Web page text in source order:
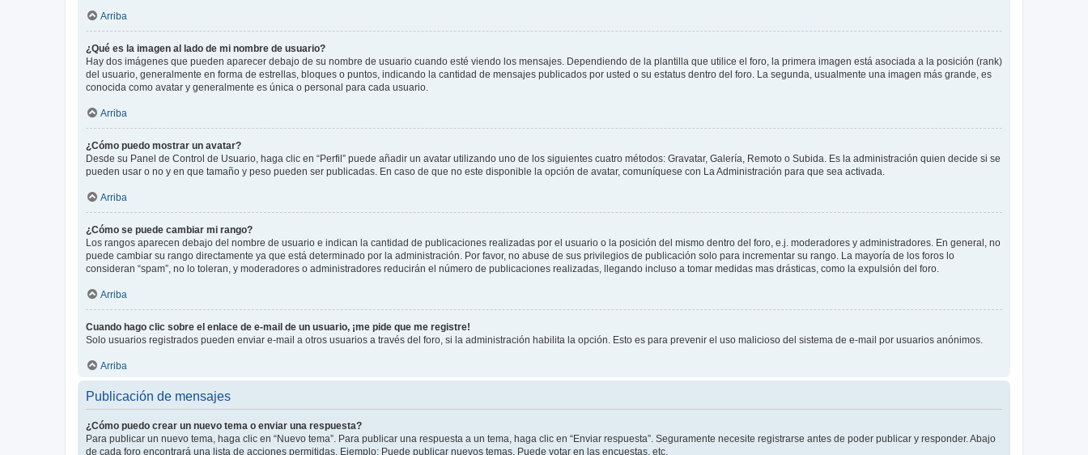
Arriba
¿Qué es la imagen al lado de mi nombre de usuario?
Hay dos imágenes que pueden aparecer debajo de su nombre de usuario cuando esté viendo los mensajes. Dependiendo de la plantilla que utilice el foro, la primera imagen está asociada a la posición (rank)
del usuario, generalmente en forma de estrellas, bloques o puntos, indicando la cantidad de mensajes publicados por usted o su estatus dentro del foro. La segunda, usualmente una imagen más grande, es
conocida como avatar y generalmente es única o personal para cada usuario.
Arriba
¿Cómo puedo mostrar un avatar?
Desde su Panel de Control de Usuario, haga clic en “Perfil” puede añadir un avatar utilizando uno de los siguientes cuatro métodos: Gravatar, Galería, Remoto o Subida. Es la administración quien decide si se
pueden usar o no y en que tamaño y peso pueden ser publicadas. En caso de que no este disponible la opción de avatar, comuníquese con La Administración para que sea activada.
Arriba
¿Cómo se puede cambiar mi rango?
Los rangos aparecen debajo del nombre de usuario e indican la cantidad de publicaciones realizadas por el usuario o la posición del mismo dentro del foro, e.j. moderadores y administradores. En general, no
puede cambiar su rango directamente ya que está determinado por la administración. Por favor, no abuse de sus privilegios de publicación solo para incrementar su rango. La mayoría de los foros lo
consideran “spam”, no lo toleran, y moderadores o administradores reducirán el número de publicaciones realizadas, llegando incluso a tomar medidas mas drásticas, como la expulsión del foro.
Arriba
Cuando hago clic sobre el enlace de e-mail de un usuario, ¡me pide que me registre!
Solo usuarios registrados pueden enviar e-mail a otros usuarios a través del foro, si la administración habilita la opción. Esto es para prevenir el uso malicioso del sistema de e-mail por usuarios anónimos.
Arriba
Publicación de mensajes
¿Cómo puedo crear un nuevo tema o enviar una respuesta?
Para publicar un nuevo tema, haga clic en “Nuevo tema”. Para publicar una respuesta a un tema, haga clic en “Enviar respuesta”. Seguramente necesite registrarse antes de poder publicar y responder. Abajo
de cada foro encontrará una lista de acciones permitidas. Ejemplo: Puede publicar nuevos temas, Puede votar en las encuestas, etc.